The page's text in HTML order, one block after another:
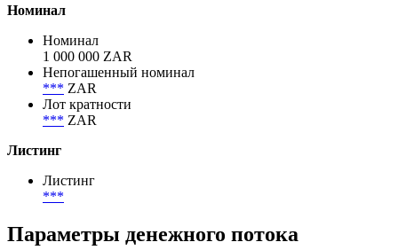
500 000 000 ZAR
30 509 943 USD
Номинал
Номинал
1 000 000 ZAR
***
***ZAR
Листинг